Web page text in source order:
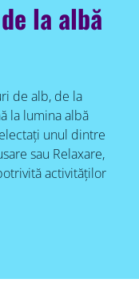
la albă
de alb, de la
la lumina albă
unul dintre
sau Relaxare,
activităților